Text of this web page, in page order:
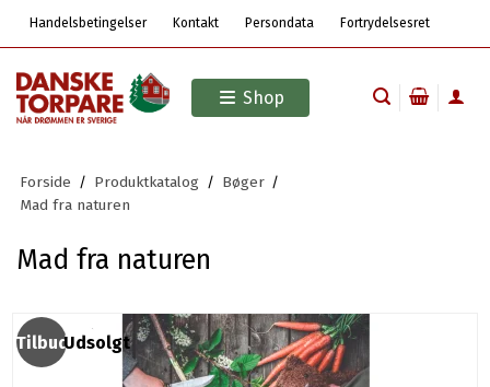
Handelsbetingelser Kontakt Persondata Fortrydelsesret
Shop
Forside / Produktkatalog / Bøger /
Mad fra naturen
Mad fra naturen
TilbudUdsolgt